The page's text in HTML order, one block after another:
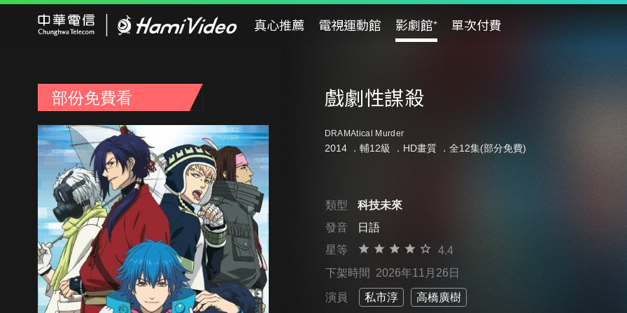
真心推薦 電視運動館 影劇館⁺ 單次付費
部份免費看 戲劇性謀殺
DRAMAtical Murder
2014 ． 輔12級 ．HD畫質 ．全12集(部分免費)
類型
科技未來
發音
日語
星等
4.4
下架時間 2026年11月26日
演員 私市淳 高橋廣樹